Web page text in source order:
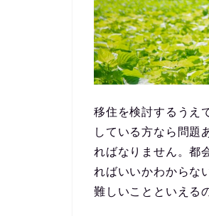
移住を検討するうえ
している方なら問題
ればなりません。都
ればいいかわからな
難しいことといえる